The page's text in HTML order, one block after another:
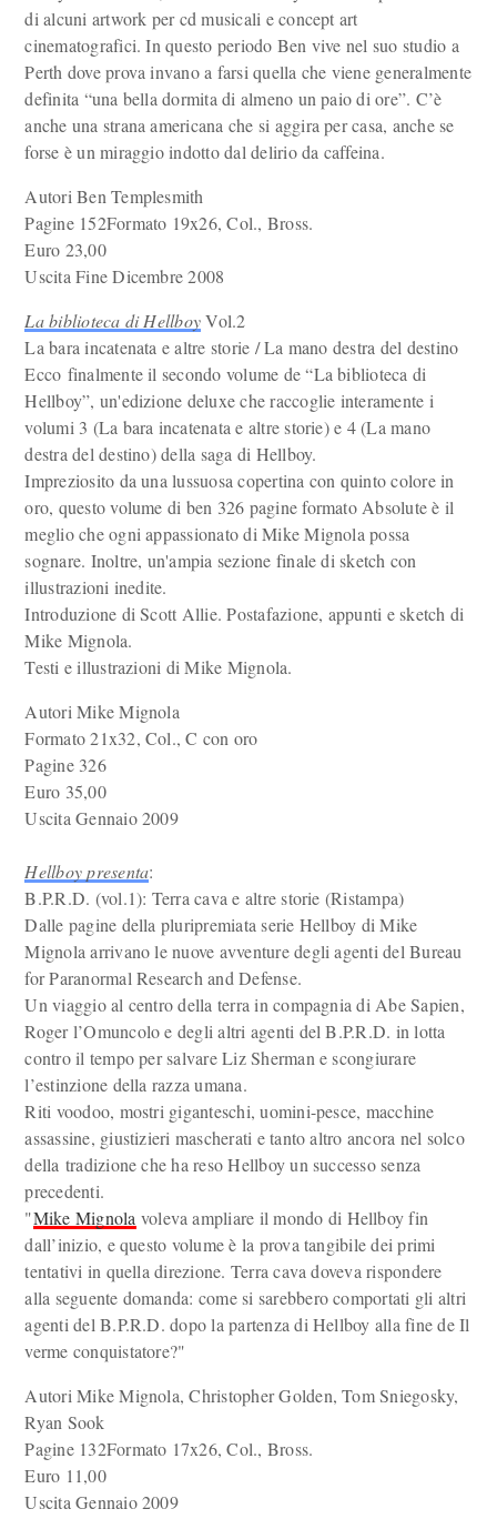
di alcuni artwork per cd musicali e concept art
cinematografici. In questo periodo Ben vive nel suo studio a
Perth dove prova invano a farsi quella che viene generalmente
definita “una bella dormita di almeno un paio di ore”. C’è
anche una strana americana che si aggira per casa, anche se
forse è un miraggio indotto dal delirio da caffeina.
Autori Ben Templesmith
Pagine 152Formato 19x26, Col., Bross.
Euro 23,00
Uscita Fine Dicembre 2008
La biblioteca di HellboyVol.2
La bara incatenata e altre storie / La mano destra del destino
Ecco finalmente il secondo volume de “La biblioteca di
Hellboy”, un'edizione deluxe che raccoglie interamente i
volumi 3 (La bara incatenata e altre storie) e 4 (La mano
destra del destino) della saga di Hellboy.
Impreziosito da una lussuosa copertina con quinto colore in
oro, questo volume di ben 326 pagine formato Absolute è il
meglio che ogni appassionato di Mike Mignola possa
sognare. Inoltre, un'ampia sezione finale di sketch con
illustrazioni inedite.
Introduzione di Scott Allie. Postafazione, appunti e sketch di
Mike Mignola.
Testi e illustrazioni di Mike Mignola.
Autori Mike Mignola
Formato 21x32, Col., C con oro
Pagine 326
Euro 35,00
Uscita Gennaio 2009
Hellboy presenta:
B.P.R.D. (vol.1): Terra cava e altre storie (Ristampa)
Dalle pagine della pluripremiata serie Hellboy di Mike
Mignola arrivano le nuove avventure degli agenti del Bureau
for Paranormal Research and Defense.
Un viaggio al centro della terra in compagnia di Abe Sapien,
Roger l’Omuncolo e degli altri agenti del B.P.R.D. in lotta
contro il tempo per salvare Liz Sherman e scongiurare
l’estinzione della razza umana.
Riti voodoo, mostri giganteschi, uomini-pesce, macchine
assassine, giustizieri mascherati e tanto altro ancora nel solco
della tradizione che ha reso Hellboy un successo senza
precedenti.
"Mike Mignola voleva ampliare il mondo di Hellboy fin
dall’inizio, e questo volume è la prova tangibile dei primi
tentativi in quella direzione. Terra cava doveva rispondere
alla seguente domanda: come si sarebbero comportati gli altri
agenti del B.P.R.D. dopo la partenza di Hellboy alla fine de Il
verme conquistatore?"
Autori Mike Mignola, Christopher Golden, Tom Sniegosky,
Ryan Sook
Pagine 132Formato 17x26, Col., Bross.
Euro 11,00
Uscita Gennaio 2009